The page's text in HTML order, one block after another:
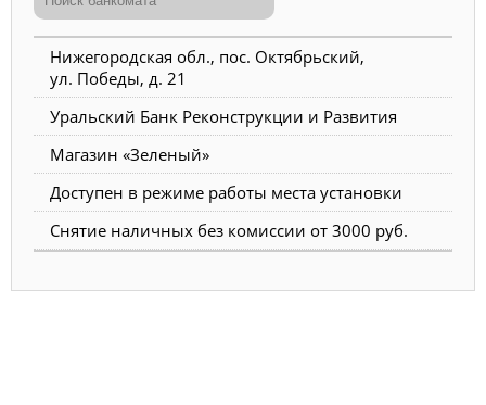
Нижегородская обл., пос. Октябрьский,
ул. Победы, д. 21
Уральский Банк Реконструкции и Развития
Магазин «Зеленый»
Доступен в режиме работы места установки
Снятие наличных без комиссии от 3000 руб.